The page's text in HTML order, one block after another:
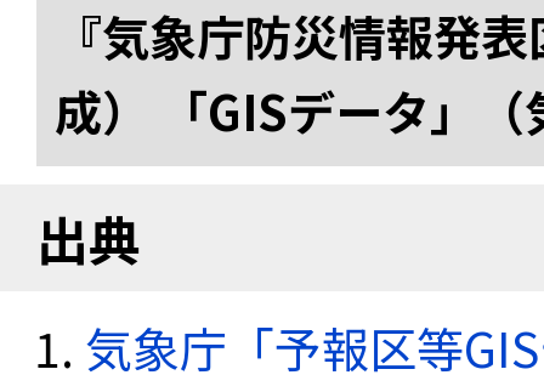
『気象庁防災情報発
成） 「GISデータ」
出典
気象庁「予報区等